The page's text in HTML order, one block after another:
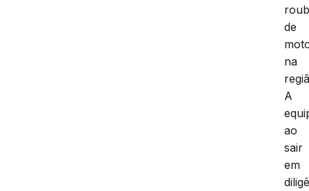
de
na
A
ao
sair
em